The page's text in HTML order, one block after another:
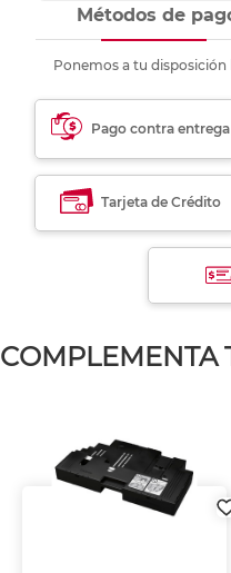
Métodos de
Ponemos a tu
Pago contra entrega
Tarjeta de Crédito
COMPLEMENTA